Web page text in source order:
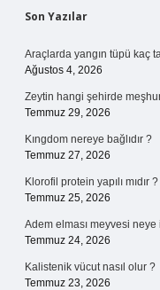
Sidebar
Son Yazılar
Araçlarda yangın tüpü kaç
Ağustos 4, 2026
Zeytin hangi şehirde
Temmuz 29, 2026
Kıngdom nereye bağlıdır ?
Temmuz 27, 2026
Klorofil protein yapılı mıdır ?
Temmuz 25, 2026
Adem elması meyvesi
Temmuz 24, 2026
Kalistenik vücut nasıl olur ?
Temmuz 23, 2026